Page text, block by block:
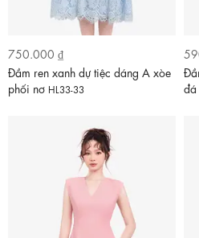
750.000 ₫
Đầm ren xanh dự tiệc dáng A xòe
phối nơ HL33-33
đá